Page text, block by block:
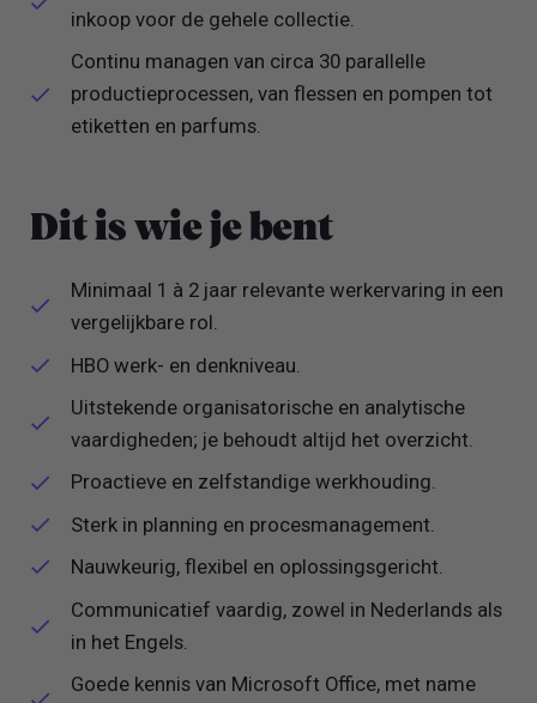
inkoop voor de gehele collectie.
Continu managen van circa 30 parallelle
productieprocessen, van flessen en pompen tot
etiketten en parfums.
Dit is wie je bent
Minimaal 1 à 2 jaar relevante werkervaring in een
vergelijkbare rol.
HBO werk- en denkniveau.
Uitstekende organisatorische en analytische
vaardigheden; je behoudt altijd het overzicht.
Proactieve en zelfstandige werkhouding.
Sterk in planning en procesmanagement.
Nauwkeurig, flexibel en oplossingsgericht.
Communicatief vaardig, zowel in Nederlands als
in het Engels.
Goede kennis van Microsoft Office, met name